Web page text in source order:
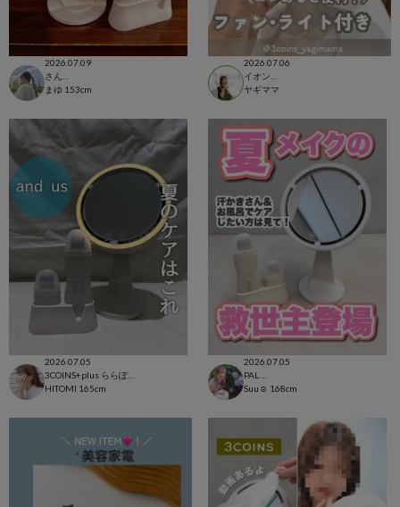
2026.07.09
まゆ 153cm
2026.07.06
ヤギママ
2026.07.05
HITOMI 165cm
2026.07.05
Suu☺︎ 168cm